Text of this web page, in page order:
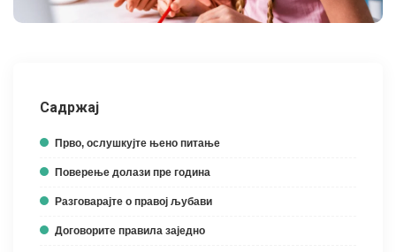
Садржај
Прво, ослушкујте њено питање
Поверење долази пре година
Разговарајте о правој љубави
Договорите правила заједно